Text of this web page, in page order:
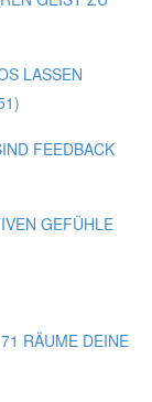
LASSEN
FEEDBACK
GEFÜHLE
RÄUME DEINE